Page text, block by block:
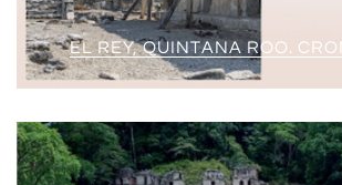
EL REY, QUINTANA ROO.